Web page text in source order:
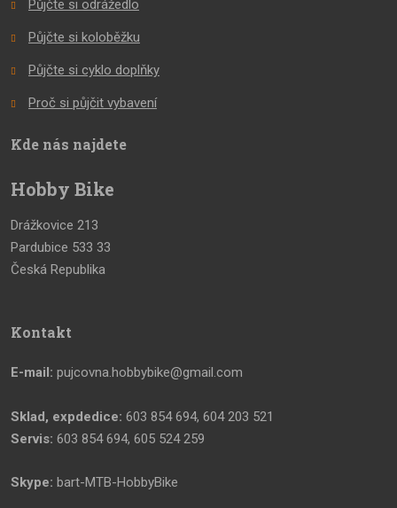
Půjčte si odrážedlo
Půjčte si koloběžku
Půjčte si cyklo doplňky
Proč si půjčit vybavení
Kde nás najdete
Hobby Bike
Drážkovice 213
Pardubice 533 33
Česká Republika
Kontakt
E-mail: pujcovna.hobbybike@gmail.com
Sklad, expdedice: 603 854 694, 604 203 521
Servis: 603 854 694, 605 524 259
Skype: bart-MTB-HobbyBike